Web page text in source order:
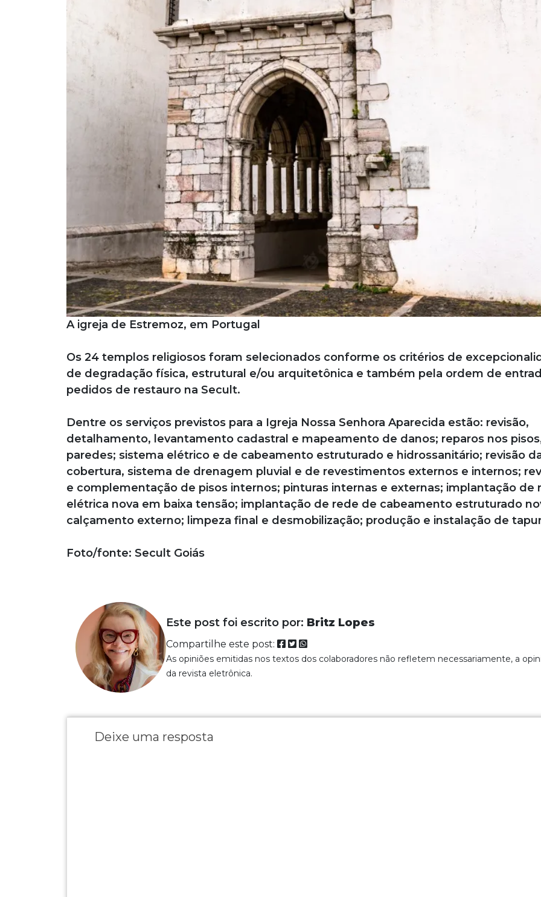
A igreja de Estremoz, em Portugal
Os 24 templos religiosos foram selecionados conforme os critérios de
de degradação física, estrutural e/ou arquitetônica e também pela ordem de
pedidos de restauro na Secult.
Dentre os serviços previstos para a Igreja Nossa Senhora Aparecida estão: revisão,
detalhamento, levantamento cadastral e mapeamento de danos; reparos nos
paredes; sistema elétrico e de cabeamento estruturado e hidrossanitário; revisão
cobertura, sistema de drenagem pluvial e de revestimentos externos e internos;
e complementação de pisos internos; pinturas internas e externas; implantação de
elétrica nova em baixa tensão; implantação de rede de cabeamento estruturado
calçamento externo; limpeza final e desmobilização; produção e instalação de
Foto/fonte: Secult Goiás
Este post foi escrito por: Britz Lopes
Compartilhe este post:
As opiniões emitidas nos textos dos colaboradores não refletem necessariamente, a
da revista eletrônica.
Deixe uma resposta